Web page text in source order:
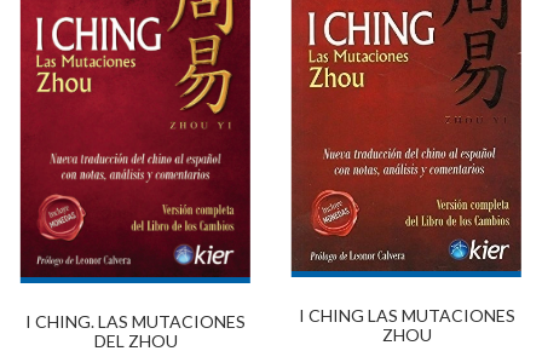
I CHING. LAS MUTACIONES
DEL ZHOU
I CHING LAS MUTACIONES
ZHOU